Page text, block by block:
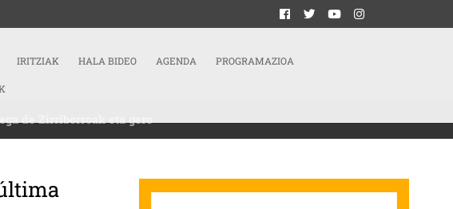
IRITZIAK HALA BIDEO AGENDA PROGRAMAZIOA
de Zirriborroak eta gero